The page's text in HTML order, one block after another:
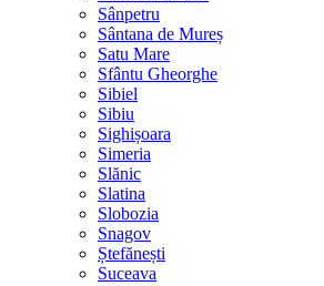
Sânpetru
Sântana de Mureș
Satu Mare
Sfântu Gheorghe
Sibiel
Sibiu
Sighișoara
Simeria
Slănic
Slatina
Slobozia
Snagov
Ștefănești
Suceava